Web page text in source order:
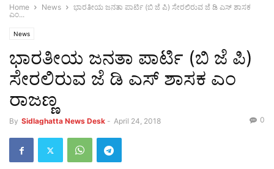
Home News
ಭಾರತೀಯ ಜನತಾ ಪಾರ್ಟಿ (ಬಿ ಜೆ ಪಿ) ಸೇರಲಿರುವ ಜೆ ಡಿ ಎಸ್ ಶಾಸಕ
ಎಂ...
News
ಭಾರತೀಯ ಜನತಾ ಪಾರ್ಟಿ (ಬಿ ಜೆ ಪಿ)
ಸೇರಲಿರುವ ಜೆ ಡಿ ಎಸ್ ಶಾಸಕ ಎಂ
ರಾಜಣ್ಣ
By Sidlaghatta News Desk - April 24, 2018 0